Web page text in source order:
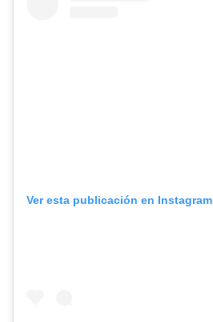
Ver esta publicación en Instagram